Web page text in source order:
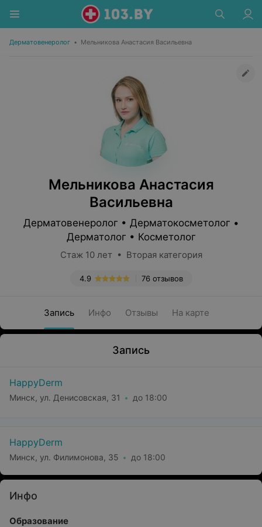
Дерматовенеролог • Мельникова Анастасия Васильевна
Мельникова Анастасия
Васильевна
Дерматовенеролог • Дерматокосметолог •
Дерматолог • Косметолог
Стаж 10 лет • Вторая категория
76 отзывов
4.9
Запись Инфо Отзывы На карте
Запись
HappyDerm
Минск, ул. Денисовская, 31 до 18:00
HappyDerm
Минск, ул. Филимонова, 35 до 18:00
Инфо
Образование